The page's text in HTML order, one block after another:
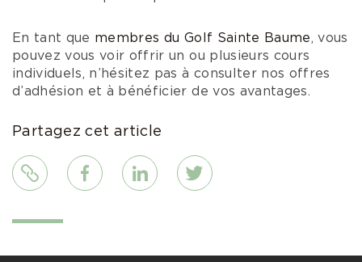
En tant que membres du Golf Sainte Baume, vous
pouvez vous voir offrir un ou plusieurs cours
individuels, n’hésitez pas à consulter nos offres
d’adhésion et à bénéficier de vos avantages.
Partagez cet article
Lien FacebookLinkedIn Twitter